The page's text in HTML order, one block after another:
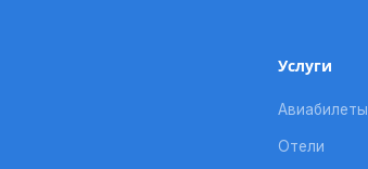
Услуги
Авиабилеты
Отели